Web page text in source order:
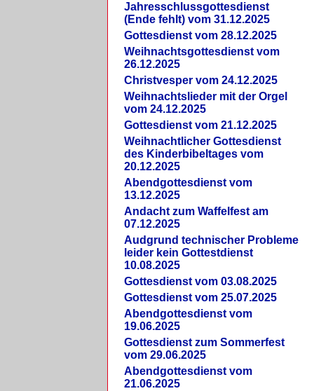
Jahresschlussgottesdienst
(Ende fehlt) vom 31.12.2025
Gottesdienst vom 28.12.2025
Weihnachtsgottesdienst vom
26.12.2025
Christvesper vom 24.12.2025
Weihnachtslieder mit der Orgel
vom 24.12.2025
Gottesdienst vom 21.12.2025
Weihnachtlicher Gottesdienst
des Kinderbibeltages vom
20.12.2025
Abendgottesdienst vom
13.12.2025
Andacht zum Waffelfest am
07.12.2025
Audgrund technischer Probleme
leider kein Gottestdienst
10.08.2025
Gottesdienst vom 03.08.2025
Gottesdienst vom 25.07.2025
Abendgottesdienst vom
19.06.2025
Gottesdienst zum Sommerfest
vom 29.06.2025
Abendgottesdienst vom
21.06.2025